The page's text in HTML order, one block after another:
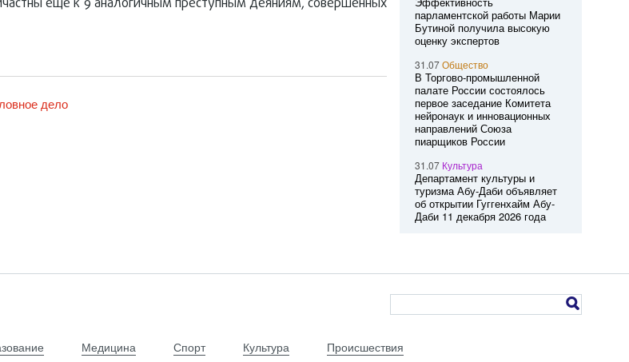
еще к 9 аналогичным преступным деяниям, совершенных
дело
парламентской работы Марии
Бутиной получила высокую
оценку экспертов
31.07Общество
В Торгово-промышленной
палате России состоялось
первое заседание Комитета
нейронаук и инновационных
направлений Союза
пиарщиков России
31.07 Культура
Департамент культуры и
туризма Абу-Даби объявляет
об открытии Гуггенхайм Абу-
Даби 11 декабря 2026 года
Медицина Спорт Культура Происшествия